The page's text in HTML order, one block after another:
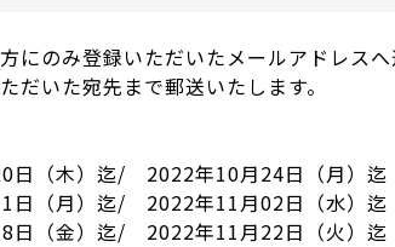
にのみ登録いただいたメールアドレスへ
だいた宛先まで郵送いたします。
（木）迄/ 2022年10月24日（月）迄
（月）迄/ 2022年11月02日（水）迄
（金）迄/ 2022年11月22日（火）迄